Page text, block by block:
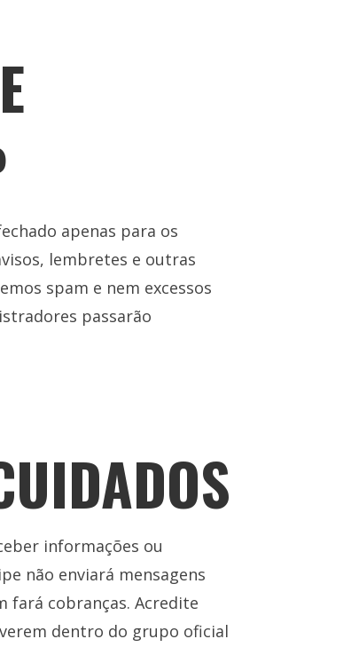
apenas para os
lembretes e outras
spam e nem excessos
passarão
informações ou
não enviará mensagens
fará cobranças. Acredite
dentro do grupo oficial